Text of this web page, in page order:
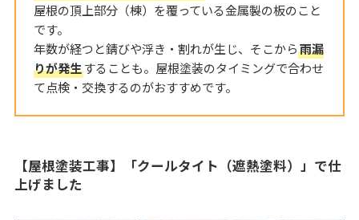
屋根の頂上部分（棟）を覆っている金属製の板のこと
です。
年数が経つと錆びや浮き・割れが生じ、そこから雨漏
りが発生することも。屋根塗装のタイミングで合わせ
て点検・交換するのがおすすめです。
【屋根塗装工事】「クールタイト（遮熱塗料）」で仕
上げました